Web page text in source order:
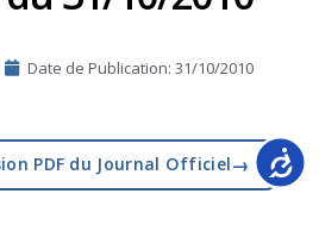
Date de Publication: 31/10/2010
PDF du Journal Officiel→